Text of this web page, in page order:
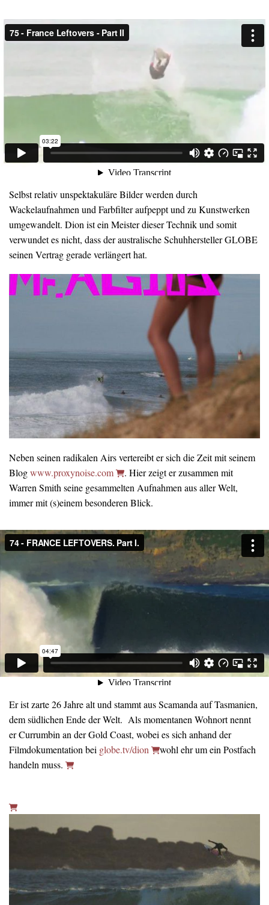
Selbst relativ unspektakuläre Bilder werden durch
Wackelaufnahmen und Farbfilter aufpeppt und zu Kunstwerken
umgewandelt. Dion ist ein Meister dieser Technik und somit
verwundet es nicht, dass der australische Schuhhersteller GLOBE
seinen Vertrag gerade verlängert hat.
Neben seinen radikalen Airs vertereibt er sich die Zeit mit seinem
Blogwww.proxynoise.com
. Hier zeigt er zusammen mit
Warren Smith seine gesammelten Aufnahmen aus aller Welt,
immer mit (s)einem besonderen Blick.
Er ist zarte 26 Jahre alt und stammt aus Scamanda auf Tasmanien,
dem südlichen Ende der Welt. Als momentanen Wohnort nennt
er Currumbin an der Gold Coast, wobei es sich anhand der
Filmdokumentation bei globe.tv/dion
wohl ehr um ein Postfach
handeln muss.